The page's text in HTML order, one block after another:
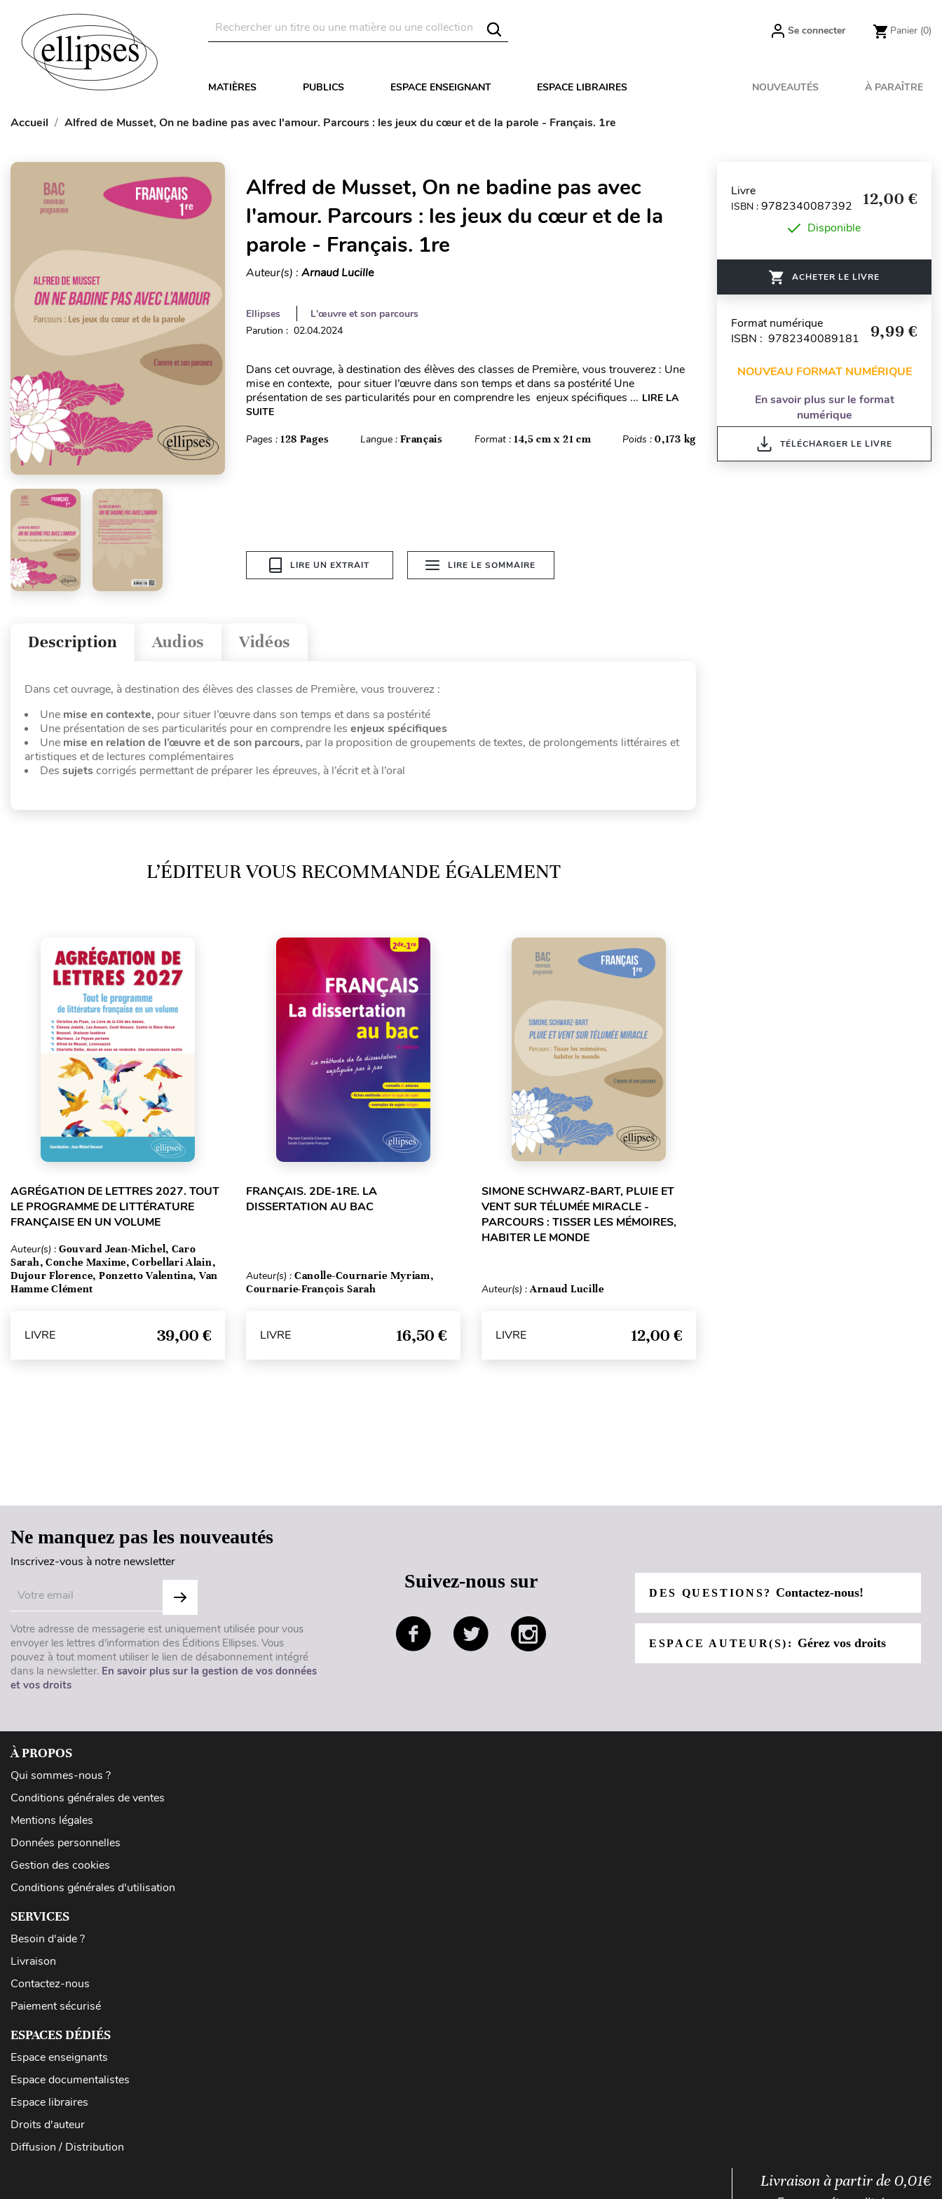
Se connecter Panier (0)
MATIÈRES PUBLICS ESPACE ENSEIGNANT ESPACE LIBRAIRES NOUVEAUTÉS À PARAÎTRE
Accueil Alfred de Musset, On ne badine pas avec l'amour. Parcours : les jeux du cœur et de la parole - Français. 1re
Alfred de Musset, On ne badine pas avec
l'amour. Parcours : les jeux du cœur et de la
parole - Français. 1re
Auteur(s) : Arnaud Lucille
Ellipses
L'œuvre et son parcours
Parution : 02.04.2024
Dans cet ouvrage, à destination des élèves des classes de Première, vous trouverez : Une
mise en contexte, pour situer l’œuvre dans son temps et dans sa postérité Une
présentation de ses particularités pour en comprendre les enjeux spécifiques ... LIRE LA
SUITE
Pages : 128 Pages Langue :Français Format : 14,5 cm x 21 cm Poids :0,173 kg
LIRE UN EXTRAIT LIRE LE SOMMAIRE
Vidéos
Audios
Description
Dans cet ouvrage, à destination des élèves des classes de Première, vous trouverez :
Une mise en contexte, pour situer l’œuvre dans son temps et dans sa postérité
Une présentation de ses particularités pour en comprendre les enjeux spécifiques
Une mise en relation de l’œuvre et de son parcours, par la proposition degroupements de textes, de prolongements littéraires et
artistiques et de lectures complémentaires
Des sujets corrigés permettant de préparer les épreuves, à l’écrit et à l’oral
L’ÉDITEUR VOUS RECOMMANDE ÉGALEMENT
AGRÉGATION DE LETTRES 2027. TOUT
LE PROGRAMME DE LITTÉRATURE
FRANÇAISE EN UN VOLUME
Auteur(s) : Gouvard Jean-Michel, Caro
Sarah, Conche Maxime, Corbellari Alain,
Dujour Florence, Ponzetto Valentina, Van
Hamme Clément
LIVRE 39,00 €
FRANÇAIS. 2DE-1RE. LA
DISSERTATION AU BAC
Auteur(s) : Canolle-Cournarie Myriam,
Cournarie-François Sarah
LIVRE 16,50 €
SIMONE SCHWARZ-BART, PLUIE ET
VENT SUR TÉLUMÉE MIRACLE -
PARCOURS : TISSER LES MÉMOIRES,
HABITER LE MONDE
Auteur(s) :Arnaud Lucille
LIVRE 12,00 €
Livre
ISBN : 9782340087392 12,00 €
Disponible
ACHETER LE LIVRE
Format numérique
ISBN : 9782340089181
9,99 €
NOUVEAU FORMAT NUMÉRIQUE
En savoir plus sur le format
numérique
TÉLÉCHARGER LE LIVRE
Ne manquez pas les nouveautés
Inscrivez-vous à notre newsletter
Votre adresse de messagerie est uniquement utilisée pour vous
envoyer les lettres d'information des Éditions Ellipses. Vous
pouvez à tout moment utiliser le lien de désabonnement intégré
dans la newsletter. En savoir plus sur la gestion de vos données
et vos droits
Suivez-nous sur
DES QUESTIONS?Contactez-nous!
ESPACE AUTEUR(S): Gérez vos droits
À PROPOS
Qui sommes-nous ?
Conditions générales de ventes
Mentions légales
Données personnelles
Gestion des cookies
Conditions générales d'utilisation
SERVICES
Besoin d'aide ?
Livraison
Contactez-nous
Paiement sécurisé
ESPACES DÉDIÉS
Espace enseignants
Espace documentalistes
Espace libraires
Droits d'auteur
Diffusion / Distribution
Livraison à partir de 0,01€